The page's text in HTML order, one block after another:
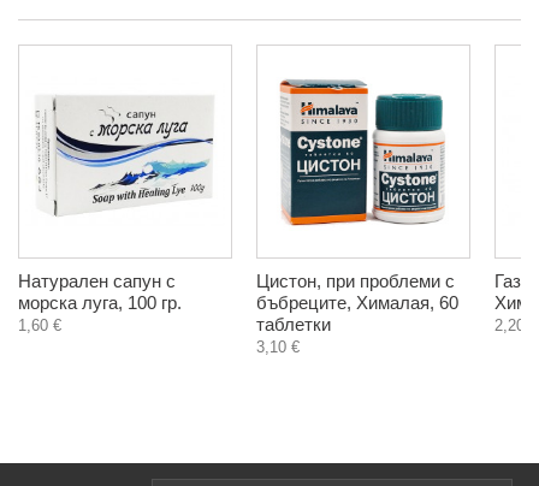
Натурален сапун с
морска луга, 100 гр.
1,60 €
Цистон, при проблеми с
бъбреците, Хималая, 60
таблетки
3,10 €
2,20 €